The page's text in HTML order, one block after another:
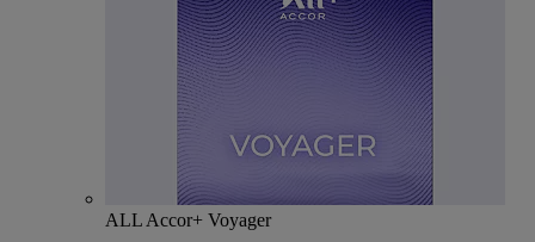
ALL Accor+ Voyager